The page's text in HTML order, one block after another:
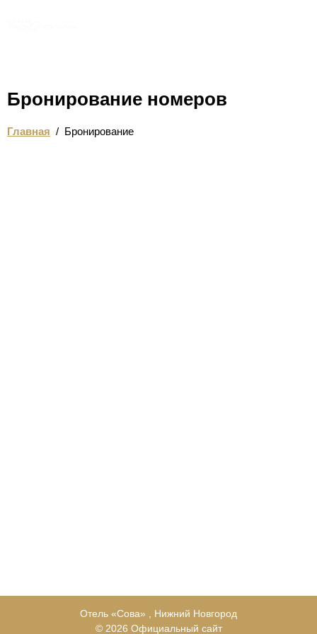
Бронирование номеров
Главная / Бронирование
Отель «Сова» , Нижний Новгород
© 2026 Официальный сайт